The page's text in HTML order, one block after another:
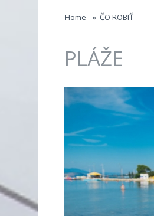
Home » ČO ROBIŤ
PLÁŽE